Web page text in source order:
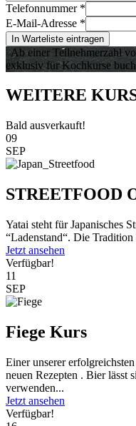
Telefonnummer *
E-Mail-Adresse *
In Warteliste eintragen
Ab einer Teilnehmerzahl
exklusiv für Kochkurse
WEITERE
Bald ausverkauft!
09
SEP
STREETFOOD
Yatai steht für Japanisches
“Ladenstand“. Die Tradition
Jetzt ansehen
Verfügbar!
11
SEP
Fiege Kurs
Einer unserer
neuen Rezepten . Bier lässt
verwenden...
Jetzt ansehen
Verfügbar!